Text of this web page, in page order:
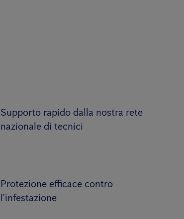
Supporto rapido dalla nostra rete
nazionale di tecnici
Protezione efficace contro
l’infestazione